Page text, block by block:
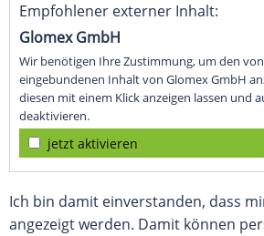
Empfohlener externer Inhalt:
Glomex GmbH
Wir benötigen Ihre Zustimmung, um den
eingebundenen Inhalt von Glomex GmbH
diesen mit einem Klick anzeigen lassen und
deaktivieren.
jetzt aktivieren
Ich bin damit einverstanden, dass
angezeigt werden. Damit können